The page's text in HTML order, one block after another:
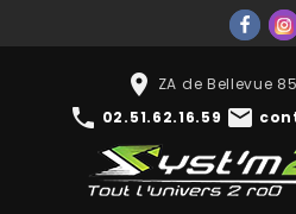
place ZA de Bellevue
phone 02.51.62.16.59 mail